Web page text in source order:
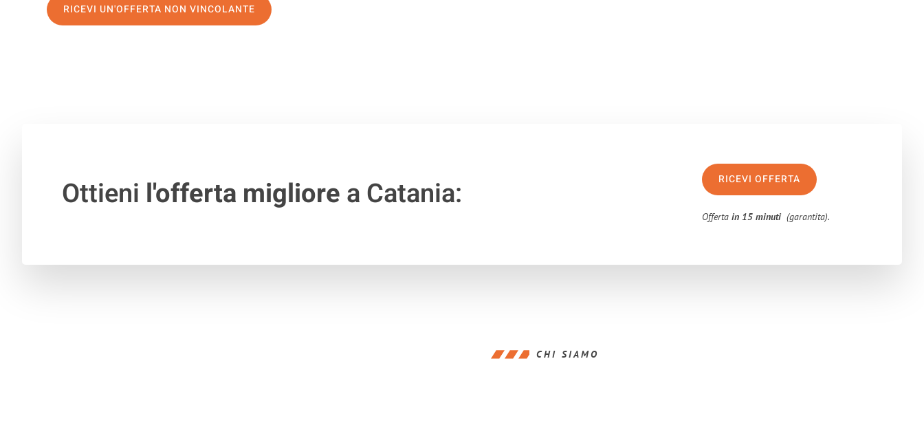
RICEVI UN'OFFERTA NON VINCOLANTE
Ottieni l'offerta migliorea Catania: RICEVI OFFERTA
Offertain 15 minuti (garantita).
CHI SIAMO